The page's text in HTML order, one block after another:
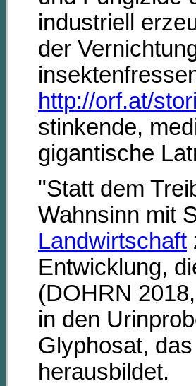
industriell
der
http://orf.at/
stinkende,
gigantische
"Statt dem
Wahnsinn mit
Landwirtschaft
Entwicklung,
(DOHRN
in den
Glyphosat,
herausbildet.